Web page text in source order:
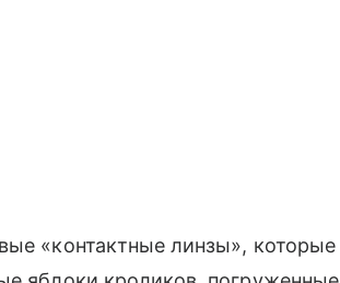
«контактные линзы», которые